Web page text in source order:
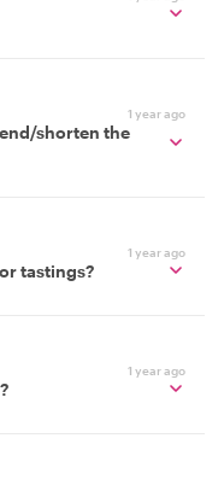
1 year ago
shorten the
1 year ago
tastings?
1 year ago